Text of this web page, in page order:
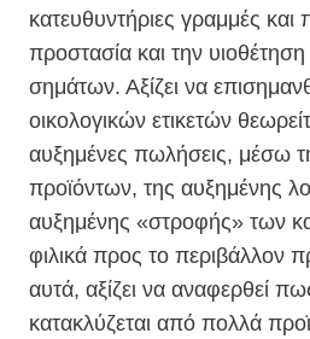
κατευθυντήριες γραμμές και
προστασία και την
σημάτων. Αξίζει να
οικολογικών ετικετών
αυξημένες πωλήσεις, μέσω
προϊόντων, της αυξημένης
αυξημένης «στροφής» των
φιλικά προς το περιβάλλον
αυτά, αξίζει να αναφερθεί
κατακλύζεται από πολλά